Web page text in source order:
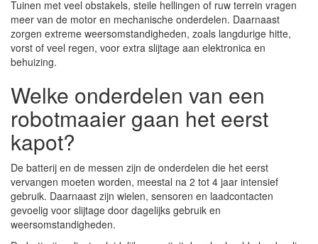
Tuinen met veel obstakels, steile hellingen of ruw terrein vragen
meer van de motor en mechanische onderdelen. Daarnaast
zorgen extreme weersomstandigheden, zoals langdurige hitte,
vorst of veel regen, voor extra slijtage aan elektronica en
behuizing.
Welke onderdelen van een
robotmaaier gaan het eerst
kapot?
De batterij en de messen zijn de onderdelen die het eerst
vervangen moeten worden, meestal na 2 tot 4 jaar intensief
gebruik. Daarnaast zijn wielen, sensoren en laadcontacten
gevoelig voor slijtage door dagelijks gebruik en
weersomstandigheden.